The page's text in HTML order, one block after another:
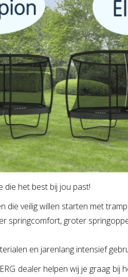
die het best bij jou past!
die veilig willen starten met
springcomfort, groter
en jarenlang intensief
dealer helpen wij je graag bij